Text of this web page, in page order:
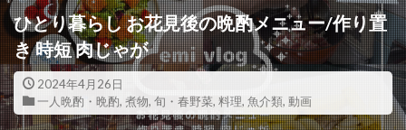
ひとり暮らし お花見後の晩酌メニュー/作り置
き 時短 肉じゃが
2024年4月26日
一人晩酌・晩酌, 煮物, 旬・春野菜, 料理, 魚介類, 動画